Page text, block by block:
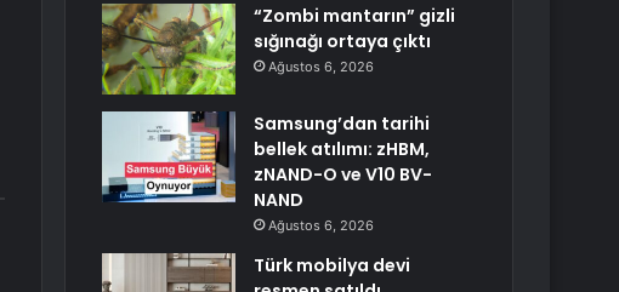
“Zombi mantarın” gizli
sığınağı ortaya çıktı
Ağustos 6, 2026
Samsung’dan tarihi
bellek atılımı: zHBM,
zNAND-O ve V10 BV-
NAND
Ağustos 6, 2026
Türk mobilya devi